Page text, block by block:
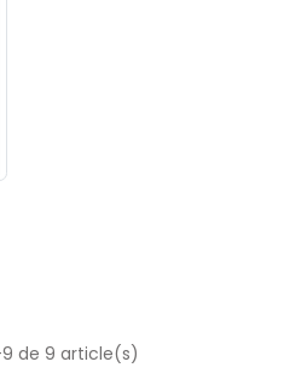
de 9 article(s)